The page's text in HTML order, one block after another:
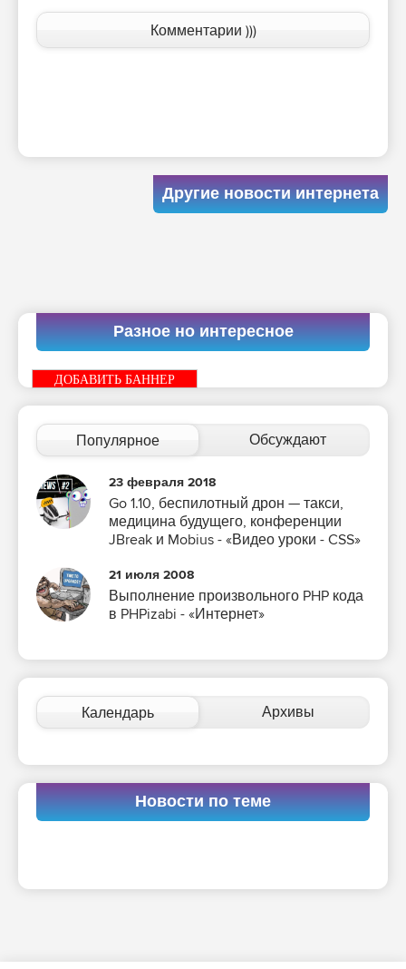
Комментарии )))
Другие новости интернета
Разное но интересное
ДОБАВИТЬ БАННЕР
Популярное Обсуждают
23 февраля 2018
Go 1.10, беспилотный дрон — такси,
медицина будущего, конференции
JBreak и Mobius - «Видео уроки - CSS»
21 июля 2008
Выполнение произвольного PHP кода
в PHPizabi - «Интернет»
Календарь Архивы
Новости по теме